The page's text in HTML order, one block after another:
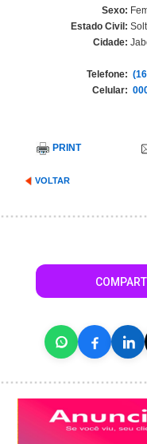
Sexo:
Estado Civil:
Cidade:
Telefone:
Celular:
PRINT
VOLTAR